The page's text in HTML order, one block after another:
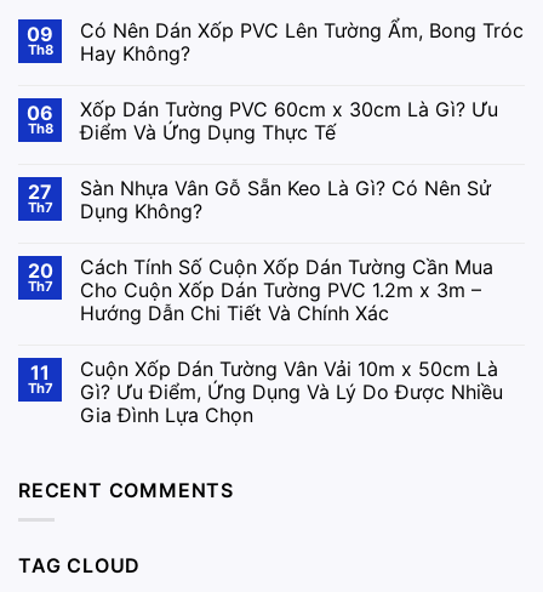
09
Th8
Có Nên Dán Xốp PVC Lên Tường Ẩm, Bong Tróc
Hay Không?
06
Th8
Xốp Dán Tường PVC 60cm x 30cm Là Gì? Ưu
Điểm Và Ứng Dụng Thực Tế
27
Th7
Sàn Nhựa Vân Gỗ Sẵn Keo Là Gì? Có Nên Sử
Dụng Không?
20
Th7
Cách Tính Số Cuộn Xốp Dán Tường Cần Mua
Cho Cuộn Xốp Dán Tường PVC 1.2m x 3m –
Hướng Dẫn Chi Tiết Và Chính Xác
11
Th7
Cuộn Xốp Dán Tường Vân Vải 10m x 50cm Là
Gì? Ưu Điểm, Ứng Dụng Và Lý Do Được Nhiều
Gia Đình Lựa Chọn
RECENT COMMENTS
TAG CLOUD